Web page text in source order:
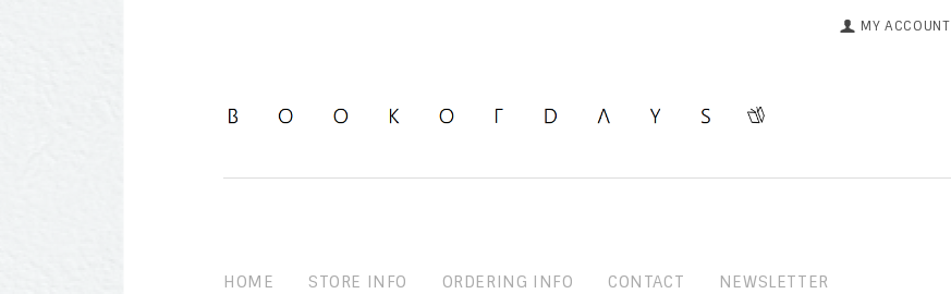
MY ACCOUNT
HOME STORE INFO ORDERING INFO CONTACT NEWSLETTER